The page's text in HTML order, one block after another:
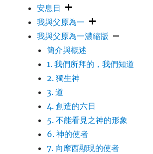
安息日
我與父原為一
我與父原為一濃縮版
簡介與概述
1. 我們所拜的，我們知道
2. 獨生神
3. 道
4. 創造的六日
5. 不能看見之神的形象
6. 神的使者
7. 向摩西顯現的使者